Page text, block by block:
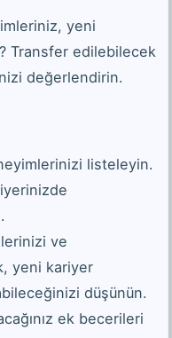
yeni
Transfer edilebilecek
değerlendirin.
listeleyin.
ve
yeni kariyer
düşünün.
ek becerileri